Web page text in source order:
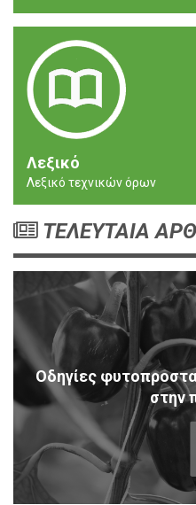
Λεξικό
Λεξικό τεχνικών όρων
ΤΕΛΕΥΤΑΙΑ
Οδηγίες
στην